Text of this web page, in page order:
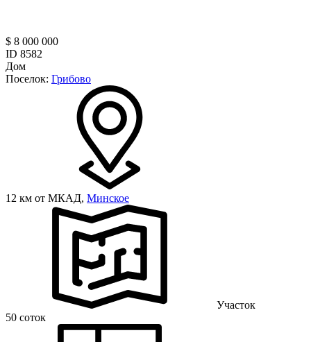
$ 8 000 000
ID 8582
Дом
Поселок: Грибово
12 км от МКАД, Минское
Участок
50 соток